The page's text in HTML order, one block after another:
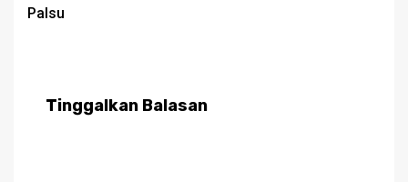
Palsu
Tinggalkan Balasan